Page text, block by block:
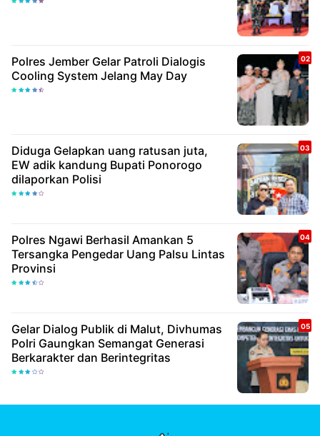
Polres Jember Gelar Patroli Dialogis
Cooling System Jelang May Day
Diduga Gelapkan uang ratusan juta,
EW adik kandung Bupati Ponorogo
dilaporkan Polisi
Polres Ngawi Berhasil Amankan 5
Tersangka Pengedar Uang Palsu Lintas
Provinsi
Gelar Dialog Publik di Malut, Divhumas
Polri Gaungkan Semangat Generasi
Berkarakter dan Berintegritas